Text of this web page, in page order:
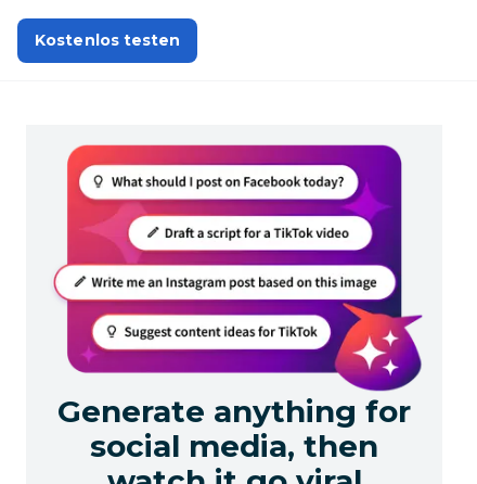
Kostenlos testen
Generate anything for
social media, then